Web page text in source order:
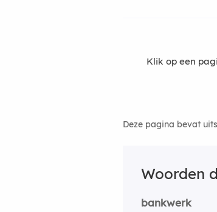
Klik op een
Deze pagina bevat
Woorden
bankwerk